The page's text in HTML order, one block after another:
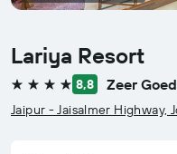
Lariya Resort
4 sterren 8,8 Zeer Goed
Jaipur - Jaisalmer Highway,